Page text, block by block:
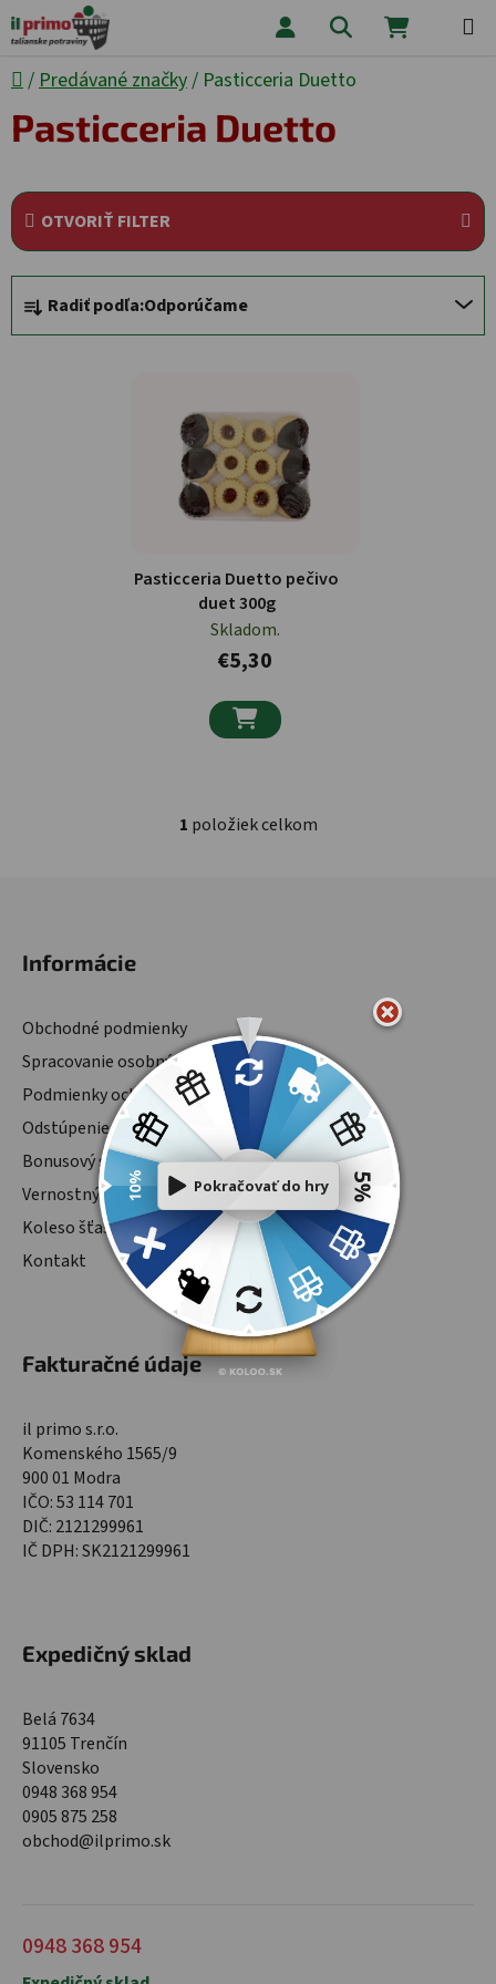
Prejsť na obsah Hľadať
Domov
/ Predávané značky/ Pasticceria Duetto
Pasticceria Duetto
OTVORIŤ FILTER
Radenie produktov
Radiť podľa:Odporúčame
Pasticceria Duetto pečivo
duet 300g
Skladom.
€5,30

Ovládacie prvky výpisu
1 položiek celkom
Informácie
Obchodné podmienky
Spracovanie osobných údajov
Podmienky ochrany osobných údajov
Odstúpenie od zmluvy
Bonusový systém
Vernostný program
Koleso šťastia
Kontakt
Fakturačné údaje
il primo s.r.o.
Komenského 1565/9
900 01 Modra
IČO: 53 114 701
DIČ: 2121299961
IČ DPH: SK2121299961
Expedičný sklad
Belá 7634
91105 Trenčín
Slovensko
0948 368 954
0905 875 258
obchod@ilprimo.sk
0948 368 954